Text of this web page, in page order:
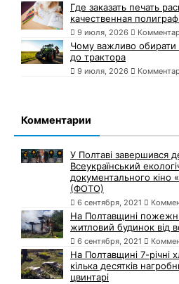
Где заказать печать
качественная
9 июля, 2026
Чому важливо обирати
до трактора
9 июля, 2026
Комментарии
У Полтаві завершився
Всеукраїнський
документального кіно
(ФОТО)
6 сентября, 2021
На Полтавщині
житловий будинок від
6 сентября, 2021
На Полтавщині 7-річні
кілька десятків
цвинтарі